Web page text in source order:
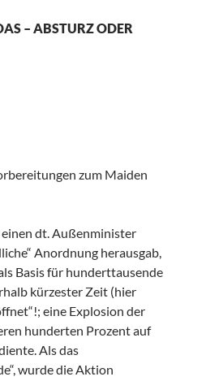
– ABSTURZ ODER
zum Maiden
dt. Außenminister
Anordnung herausgab,
Basis für hunderttausende
kürzester Zeit (hier
eine Explosion der
hunderten Prozent auf
Als das
wurde die Aktion